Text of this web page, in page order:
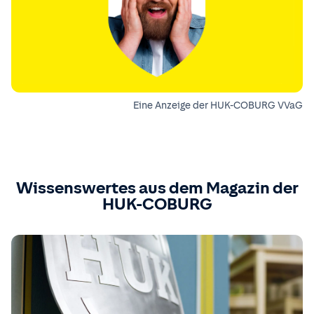
Eine Anzeige der HUK-COBURG VVaG
Wissenswertes aus dem Magazin der
HUK-COBURG